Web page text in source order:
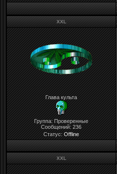
XXL
Глава культа
Группа: Проверенные
Сообщений:236
Статус:Offline
XXL